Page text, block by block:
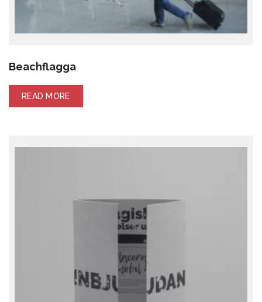
Beachflagga
READ MORE